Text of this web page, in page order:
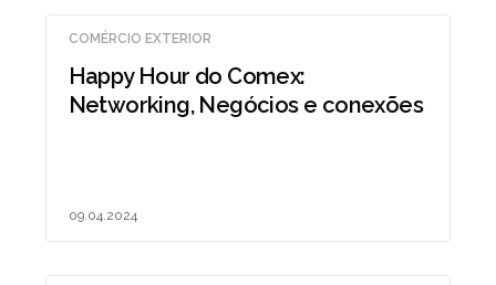
COMÉRCIO EXTERIOR
Happy Hour do Comex:
Networking, Negócios e conexões
09.04.2024